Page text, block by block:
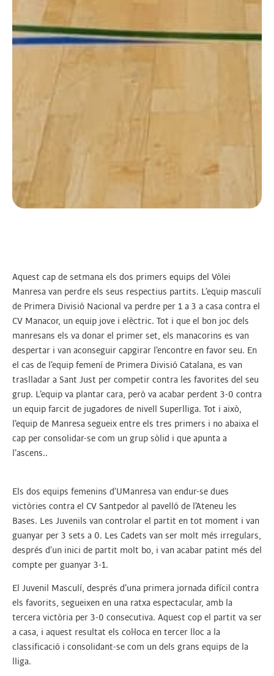
Aquest cap de setmana els dos primers equips del Vòlei
Manresa van perdre els seus respectius partits. L’equip masculí
de Primera Divisió Nacional va perdre per 1 a 3 a casa contra el
CV Manacor, un equip jove i elèctric. Tot i que el bon joc dels
manresans els va donar el primer set, els manacorins es van
despertar i van aconseguir capgirar l’encontre en favor seu. En
el cas de l’equip femení de Primera Divisió Catalana, es van
traslladar a Sant Just per competir contra les favorites del seu
grup. L’equip va plantar cara, però va acabar perdent 3-0 contra
un equip farcit de jugadores de nivell Superlliga. Tot i això,
l’equip de Manresa segueix entre els tres primers i no abaixa el
cap per consolidar-se com un grup sòlid i que apunta a
l’ascens..
Els dos equips femenins d’UManresa van endur-se dues
victòries contra el CV Santpedor al pavelló de l’Ateneu les
Bases. Les Juvenils van controlar el partit en tot moment i van
guanyar per 3 sets a 0. Les Cadets van ser molt més irregulars,
després d’un inici de partit molt bo, i van acabar patint més del
compte per guanyar 3-1.
El Juvenil Masculí, després d’una primera jornada difícil contra
els favorits, segueixen en una ratxa espectacular, amb la
tercera victòria per 3-0 consecutiva. Aquest cop el partit va ser
a casa, i aquest resultat els col·loca en tercer lloc a la
classificació i consolidant-se com un dels grans equips de la
lliga.